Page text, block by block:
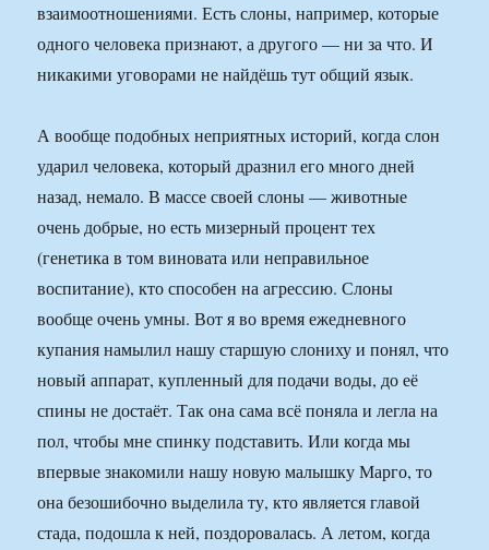
взаимоотношениями. Есть слоны, например, которые
одного человека признают, а другого — ни за что. И
никакими уговорами не найдёшь тут общий язык.
А вообще подобных неприятных историй, когда слон
ударил человека, который дразнил его много дней
назад, немало. В массе своей слоны — животные
очень добрые, но есть мизерный процент тех
(генетика в том виновата или неправильное
воспитание), кто способен на агрессию. Слоны
вообще очень умны. Вот я во время ежедневного
купания намылил нашу старшую слониху и понял, что
новый аппарат, купленный для подачи воды, до её
спины не достаёт. Так она сама всё поняла и легла на
пол, чтобы мне спинку подставить. Или когда мы
впервые знакомили нашу новую малышку Марго, то
она безошибочно выделила ту, кто является главой
стада, подошла к ней, поздоровалась. А летом, когда